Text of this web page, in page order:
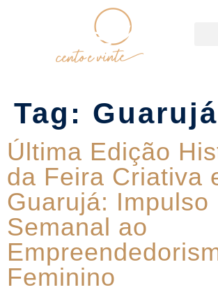
Tag:
Última Edição
da Feira Criativa
Guarujá: Impulso
Semanal ao
Feminino